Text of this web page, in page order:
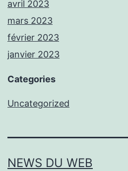
avril 2023
mars 2023
février 2023
janvier 2023
Categories
Uncategorized
NEWS DU WEB